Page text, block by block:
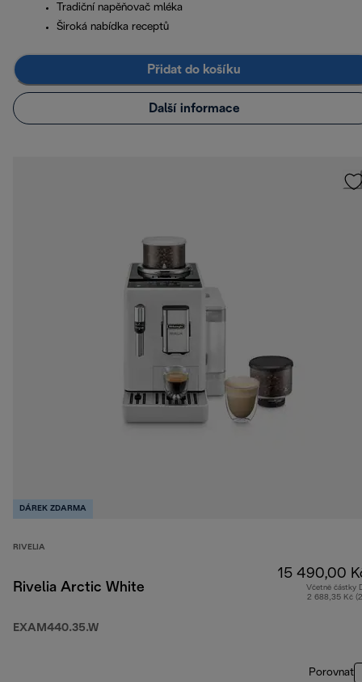
Tradiční napěňovač mléka
Široká nabídka receptů
Přidat do košíku
Další informace
DÁREK ZDARMA
RIVELIA
Rivelia Arctic White
EXAM440.35.W
15 490,00
Včetně částky
2 688,35 Kč
Porovnat